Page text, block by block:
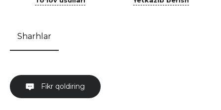
Sharhlar
Fikr qoldiring